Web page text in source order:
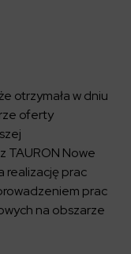
otrzymała w dniu
oferty
TAURON Nowe
realizację prac
prac
na obszarze